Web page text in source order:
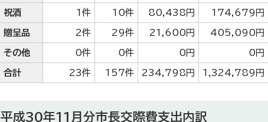
祝酒 1件 10件 80,438円 174,679円
贈呈品 2件 29件 21,600円 405,090円
その他 0件 0件 0円 0円
合計 23件 157件 234,798円 1,324,789円
平成30年11月分市長交際費支出内訳